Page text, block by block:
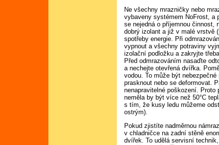
Ne všechny mrazničky nebo
vybaveny systémem NoFrost, a
se nejedná o příjemnou činnost,
dobrý izolant a již v malé vrstvě
spotřeby energie. Při
vypnout a všechny potraviny
izolační podložku a zakryjte
Před odmrazováním nasaďte
a nechejte otevřená dvířka.
vodou. To může být
prasknout nebo se deformovat.
nenapravitelné poškození.
neměla by být více než 50°C
s tím, že kusy ledu můžeme
ostrým).
Pokud zjistíte nadměrnou
v chladničce na zadní stěně
dvířek. To udělá servisní